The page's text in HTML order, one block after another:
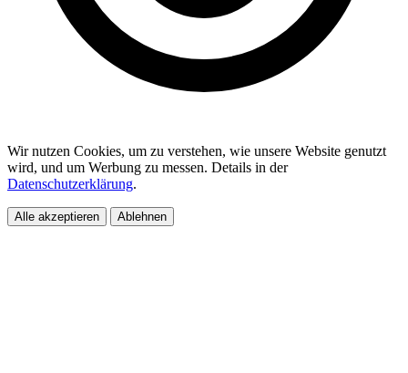
Wir nutzen Cookies, um zu verstehen, wie unsere Website genutzt
wird, und um Werbung zu messen. Details in der
Datenschutzerklärung.
Alle akzeptieren Ablehnen